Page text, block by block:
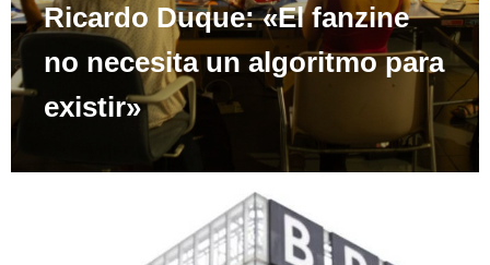
Ricardo Duque: «El fanzine
no necesita un algoritmo para
existir»